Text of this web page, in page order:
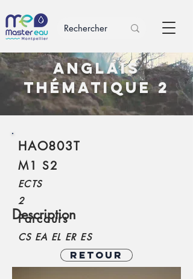
Anglais
thématique 2
HAO803T
M1 S2
ECTS
2
Parcours
CS EA EL ER ES
Retour
Description